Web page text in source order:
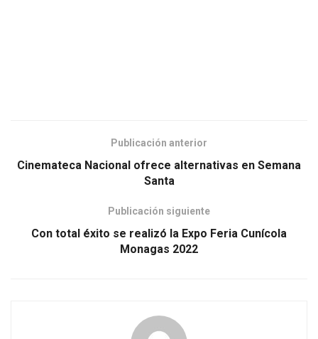
Publicación anterior
Cinemateca Nacional ofrece alternativas en Semana
Santa
Publicación siguiente
Con total éxito se realizó la Expo Feria Cunícola
Monagas 2022